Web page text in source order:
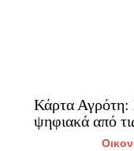
Κάρτα Αγρότη:
ψηφιακά από